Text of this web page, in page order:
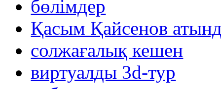
бөлімдер
Қасым Қайсенов
солжағалық кешен
виртуалды 3d-тур